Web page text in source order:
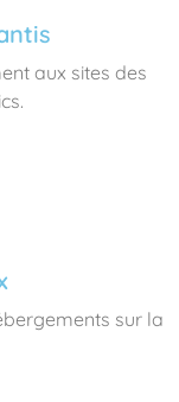
aux sites des
sur la